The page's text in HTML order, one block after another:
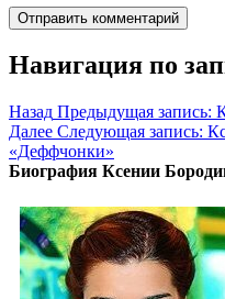
Навигация по
Назад Предыдущая запись:
Далее Следующая запись:
«Деффчонки»
Биография Ксении